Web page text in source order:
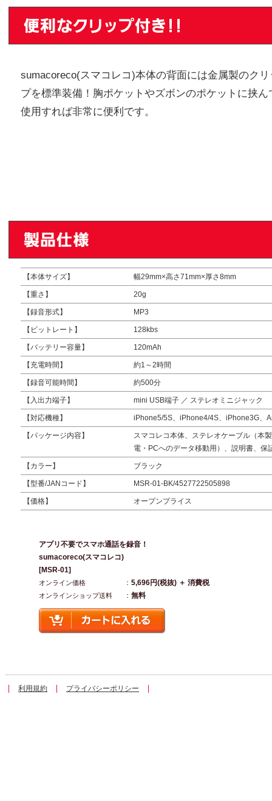
sumacoreco(スマコレコ)本体の背面には金属製のクリ
プを標準装備！胸ポケットやズボンのポケットに挟ん
使用すれば非常に便利です。
【本体サイズ】 幅29mm×高さ71mm×厚さ8mm
【重さ】 20g
【録音形式】 MP3
【ビットレート】 128kbs
【バッテリー容量】 120mAh
【充電時間】 約1～2時間
【録音可能時間】 約500分
【入出力端子】 mini USB端子 ／ ステレオミニジャック
【対応機種】 iPhone5/5S、iPhone4/4S、iPhone3G、
【パッケージ内容】
スマコレコ本体、ステレオケーブル（本
電・PCへのデータ移動用）、説明書、保
【カラー】 ブラック
【型番/JANコード】 MSR-01-BK/4527722505898
【価格】 オープンプライス
アプリ不要でスマホ通話を録音！
sumacoreco(スマコレコ)
[MSR-01]
オンライン価格 ： 5,696円(税抜) ＋ 消費税
オンラインショップ送料 ： 無料
利用規約 プライバシーポリシー